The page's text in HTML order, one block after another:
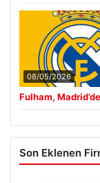
08/05/2026
Fulham,
Son Eklenen